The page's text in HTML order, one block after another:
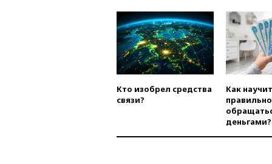
Кто изобрел средства
связи?
Как
правильно
деньгами?